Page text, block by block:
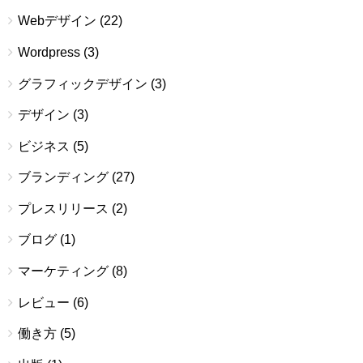
Webデザイン (22)
Wordpress (3)
グラフィックデザイン (3)
デザイン (3)
ビジネス (5)
ブランディング (27)
プレスリリース (2)
ブログ (1)
マーケティング (8)
レビュー (6)
働き方 (5)